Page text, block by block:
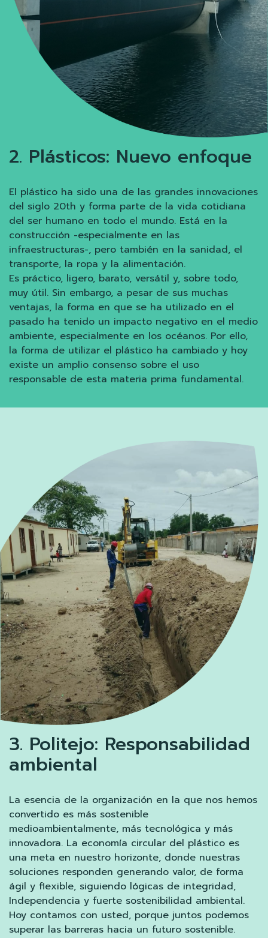
2. Plásticos: Nuevo enfoque
El plástico ha sido una de las grandes innovaciones
del siglo 20th y forma parte de la vida cotidiana
del ser humano en todo el mundo. Está en la
construcción -especialmente en las
infraestructuras-, pero también en la sanidad, el
transporte, la ropa y la alimentación.
Es práctico, ligero, barato, versátil y, sobre todo,
muy útil. Sin embargo, a pesar de sus muchas
ventajas, la forma en que se ha utilizado en el
pasado ha tenido un impacto negativo en el medio
ambiente, especialmente en los océanos. Por ello,
la forma de utilizar el plástico ha cambiado y hoy
existe un amplio consenso sobre el uso
responsable de esta materia prima fundamental.
3. Politejo: Responsabilidad
ambiental
La esencia de la organización en la que nos hemos
convertido es más sostenible
medioambientalmente, más tecnológica y más
innovadora. La economía circular del plástico es
una meta en nuestro horizonte, donde nuestras
soluciones responden generando valor, de forma
ágil y flexible, siguiendo lógicas de integridad,
Independencia y fuerte sostenibilidad ambiental.
Hoy contamos con usted, porque juntos podemos
superar las barreras hacia un futuro sostenible.